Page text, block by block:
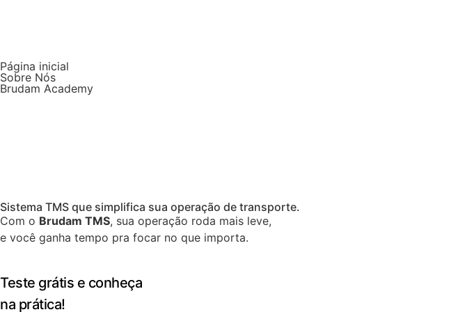
Página inicial
Sobre Nós
Brudam Academy
Sistema TMS que simplifica sua operação de transporte.
Com o Brudam TMS, sua operação roda mais leve,
e você ganha tempo pra focar no que importa.
Teste grátis e conheça
na prática!